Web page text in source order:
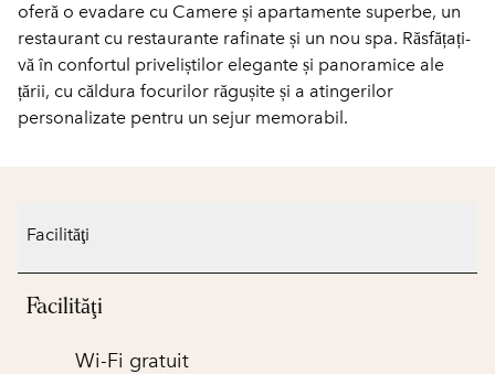
oferă o evadare cu Camere și apartamente superbe, un
restaurant cu restaurante rafinate și un nou spa. Răsfățați-
vă în confortul priveliștilor elegante și panoramice ale
țării, cu căldura focurilor răgușite și a atingerilor
personalizate pentru un sejur memorabil.
Facilităţi
Facilităţi
Wi-Fi gratuit